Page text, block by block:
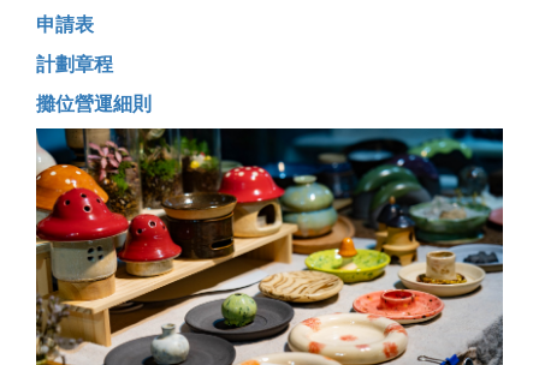
申請表
計劃章程
攤位營運細則